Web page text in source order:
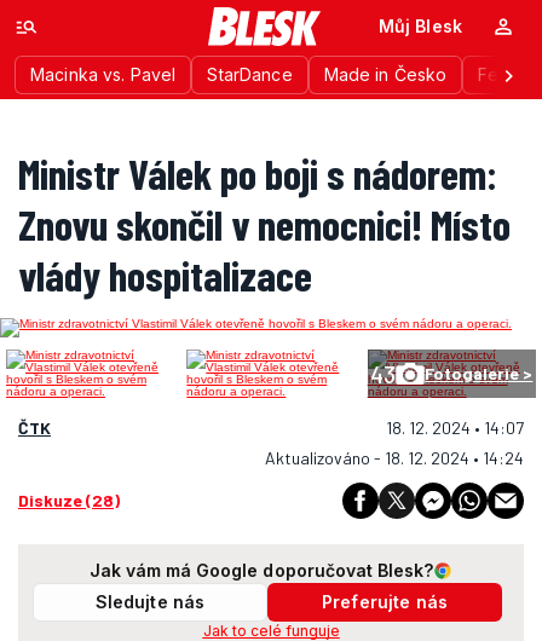
Macinka vs. Pavel StarDance Made in Česko
Můj Blesk
Ministr Válek po boji s nádorem:
Znovu skončil v nemocnici! Místo
vlády hospitalizace
43 Fotogalerie >
ČTK
18. 12. 2024 • 14:07
Aktualizováno - 18. 12. 2024 • 14:24
Diskuze (28)
Jak vám má Google doporučovat Blesk?
Sledujte nás
Preferujte nás
Jak to celé funguje